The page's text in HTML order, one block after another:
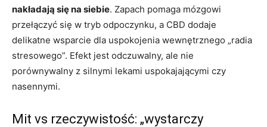
nakładają się na siebie. Zapach pomaga mózgowi
przełączyć się w tryb odpoczynku, a CBD dodaje
delikatne wsparcie dla uspokojenia wewnętrznego „radia
stresowego”. Efekt jest odczuwalny, ale nie
porównywalny z silnymi lekami uspokajającymi czy
nasennymi.
Mit vs rzeczywistość: „wystarczy